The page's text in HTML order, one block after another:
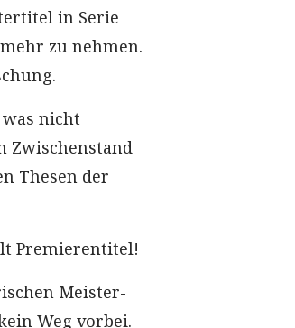
in Serie
zu nehmen.
nicht
Zwischenstand
Thesen der
Premierentitel!
Meister-
Weg vorbei.